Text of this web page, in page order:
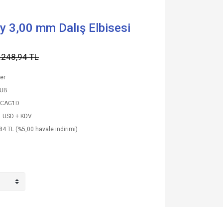
3,00 mm Dalış Elbisesi
TL
USD + KDV
TL (%5,00 havale indirimi)